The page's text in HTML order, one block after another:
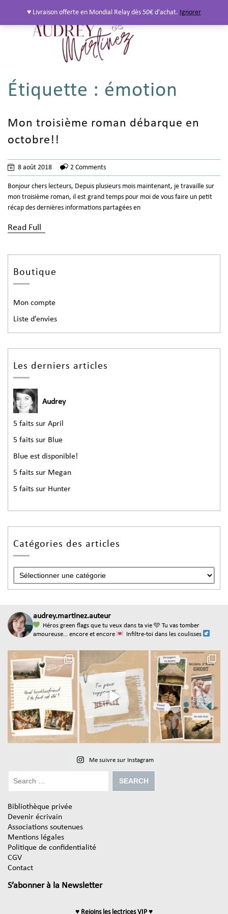
Étiquette : émotion
Mon troisième roman débarque en
octobre!!
8 août 2018 2 Comments
Bonjour chers lecteurs, Depuis plusieurs mois maintenant, je travaille sur
mon troisième roman, il est grand temps pour moi de vous faire un petit
récap des dernières informations partagées en
Read Full
Boutique
Mon compte
Liste d’envies
Les derniers articles
Audrey
5 faits sur April
5 faits sur Blue
Blue est disponible!
5 faits sur Megan
5 faits sur Hunter
Catégories des articles
audrey.martinez.auteur
Héros green flags que tu veux dans ta vie 🩵 Tu vas tomber
amoureuse... encore et encore
Infiltre-toi dans les coulisses
Me suivre sur Instagram
Bibliothèque privée
Devenir écrivain
Associations soutenues
Mentions légales
Politique de confidentialité
CGV
Contact
S’abonner à la Newsletter
♥ Rejoins les lectrices VIP ♥
♥ Livraison offerte en Mondial Relay dès 50€ d'achat. Ignorer